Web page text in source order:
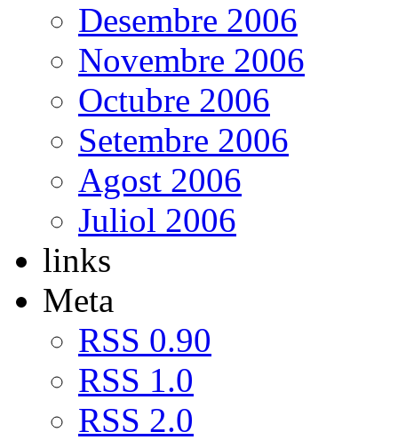
Desembre 2006
Novembre 2006
Octubre 2006
Setembre 2006
Agost 2006
Juliol 2006
links
Meta
RSS 0.90
RSS 1.0
RSS 2.0